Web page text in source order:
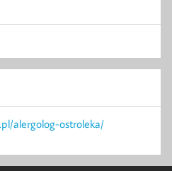
alergolog-ostroleka/